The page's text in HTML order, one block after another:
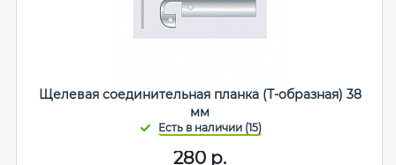
Щелевая соединительная планка (Т-образная) 38
мм
280 р.